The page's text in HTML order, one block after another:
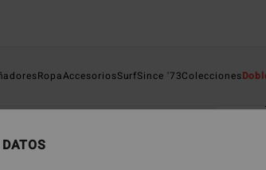
RopaAccesoriosSurfSince '73Colecciones